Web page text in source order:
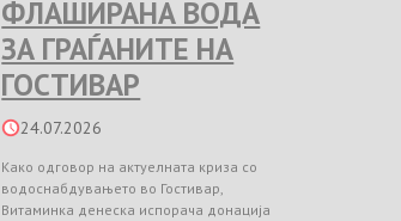
ФЛАШИРАНА ВОДА
ЗА ГРАЃАНИТЕ НА
ГОСТИВАР
24.07.2026
Како одговор на актуелната криза со
водоснабдувањето во Гостивар,
Витаминка денеска испорача донација